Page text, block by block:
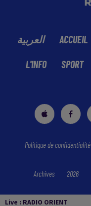
Live : RADIO ORIENT
العربية ACCUEIL
L'INFO SPORT
Politique de confidentialité
Archives 2026